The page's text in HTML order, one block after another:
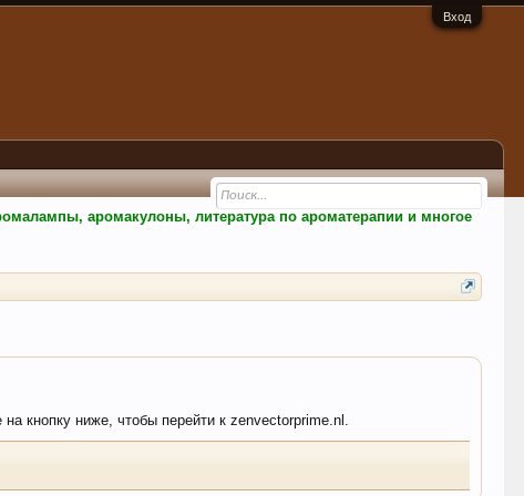
Вход
аромакулоны, литература по ароматерапии и многое
кнопку ниже, чтобы перейти к zenvectorprime.nl.